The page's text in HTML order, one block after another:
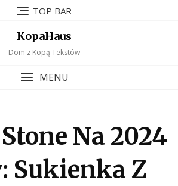
TOP BAR
KopaHaus
Dom z Kopą Tekstów
MENU
Na 2024
Sukienka Z